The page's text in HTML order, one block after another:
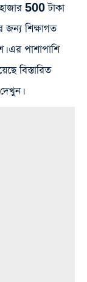
500 টাকা
শিক্ষাগত
এর পাশাপাশি
বিস্তারিত